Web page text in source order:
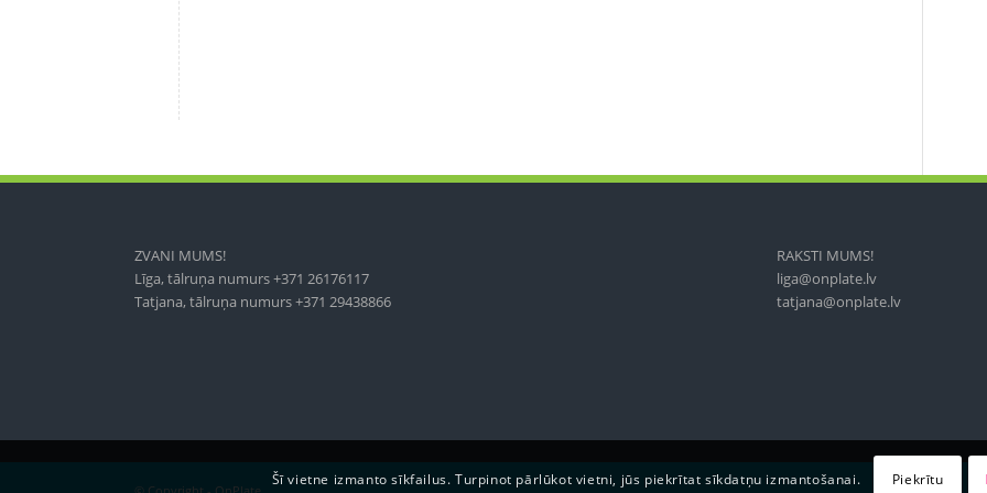
ZVANI MUMS!
Līga, tālruņa numurs +371 26176117
Tatjana, tālruņa numurs +371 29438866
RAKSTI MUMS!
liga@onplate.lv
tatjana@onplate.lv
Šī vietne izmanto sīkfailus. Turpinot pārlūkot vietni, jūs piekrītat sīkdatņu izmantošanai. Piekrītu